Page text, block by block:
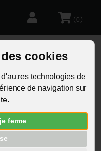
cookies
technologies de
de navigation sur
ferme
(0)